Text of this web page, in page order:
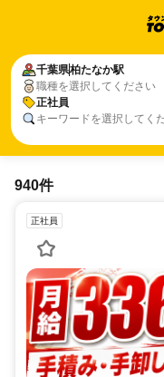
千葉県柏たなか駅
職種を選択してください
正社員
キーワードを選択してく
千葉県柏たなか駅
正社員
940件
正社員